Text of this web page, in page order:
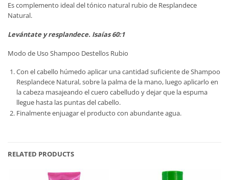
Es complemento ideal del tónico natural rubio de Resplandece
Natural.
Levántate y resplandece. Isaías 60:1
Modo de Uso Shampoo Destellos Rubio
Con el cabello húmedo aplicar una cantidad suficiente de Shampoo
Resplandece Natural, sobre la palma de la mano, luego aplicarlo en
la cabeza masajeando el cuero cabelludo y dejar que la espuma
llegue hasta las puntas del cabello.
Finalmente enjuagar el producto con abundante agua.
RELATED PRODUCTS